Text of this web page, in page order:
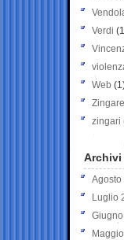
Verdi
Web
zingari
Archivi
Agosto
Luglio